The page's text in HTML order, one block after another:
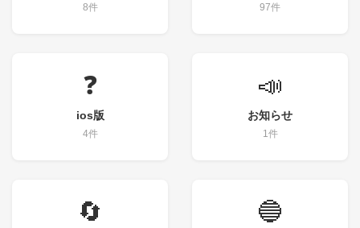
8件 97件
❓
ios版
4件
📣
お知らせ
1件
🔄 🔵